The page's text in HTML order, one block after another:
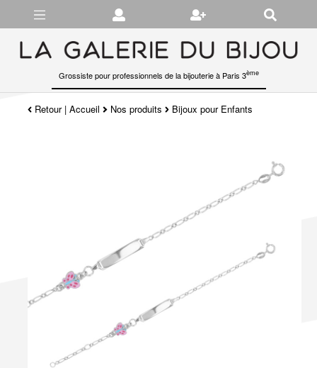
Grossiste pour professionnels de la bijouterie à Paris 3ème
Retour|Accueil Nos produits Bijoux pour Enfants
Gérer les préférences en matière de cookies